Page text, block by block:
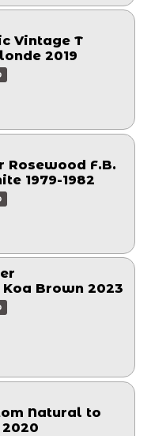
Vintage T
2019
Rosewood F.B.
1979-1982
Koa Brown 2023
Natural to